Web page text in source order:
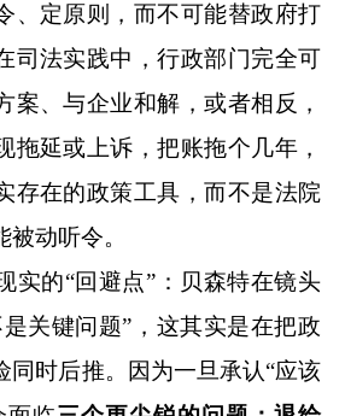
、定原则，而不可能替政府打
司法实践中，行政部门完全可
案、与企业和解，或者相反，
拖延或上诉，把账拖个几年，
存在的政策工具，而不是法院
动听令。
的“回避点”：贝森特在镜头
关键问题”，这其实是在把政
同时后推。因为一旦承认“应该